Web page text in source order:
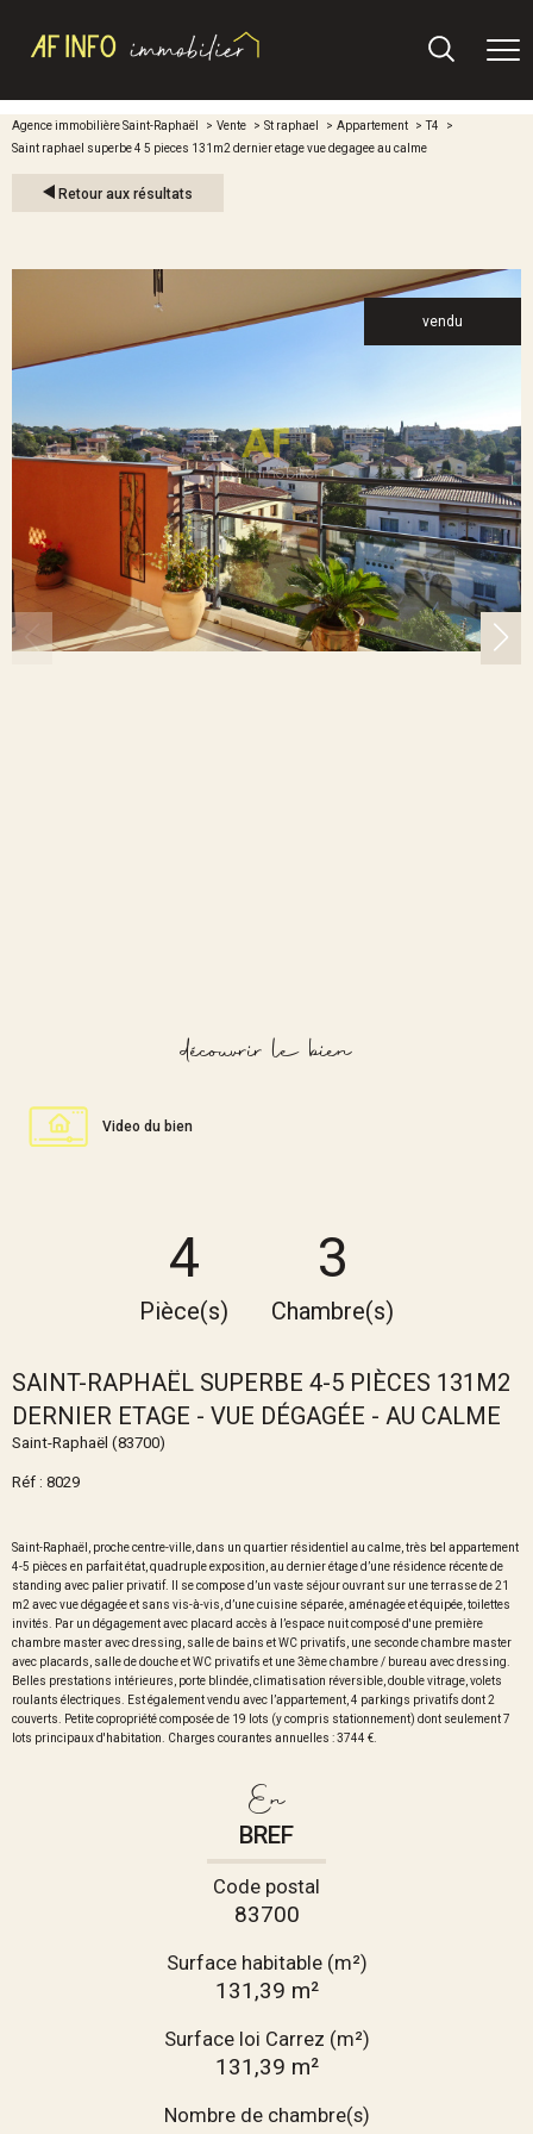
Agence immobilière Saint-Raphaël Vente St raphael Appartement
T4
Saint raphael superbe 4 5 pieces 131m2 dernier etage vue degagee au calme
Retour aux résultats
vendu
découvrir le bien
Video du bien
4
Pièce(s)
3
Chambre(s)
SAINT-RAPHAËL SUPERBE 4-5 PIÈCES 131M2
DERNIER ETAGE - VUE DÉGAGÉE - AU CALME
Saint-Raphaël (83700)
Réf : 8029
Saint-Raphaël, proche centre-ville, dans un quartier résidentiel au calme, très bel appartement
4-5 pièces en parfait état, quadruple exposition, au dernier étage d’une résidence récente de
standing avec palier privatif. Il se compose d’un vaste séjour ouvrant sur une terrasse de 21
m2 avec vue dégagée et sans vis-à-vis, d’une cuisine séparée, aménagée et équipée, toilettes
invités. Par un dégagement avec placard accès à l’espace nuit composé d'une première
chambre master avec dressing, salle de bains et WC privatifs, une seconde chambre master
avec placards, salle de douche et WC privatifs et une 3ème chambre / bureau avec dressing.
Belles prestations intérieures, porte blindée, climatisation réversible, double vitrage, volets
roulants électriques. Est également vendu avec l’appartement, 4 parkings privatifs dont 2
couverts. Petite copropriété composée de 19 lots (y compris stationnement) dont seulement 7
lots principaux d'habitation. Charges courantes annuelles : 3744 €.
En
BREF
Code postal
83700
Surface habitable (m²)
131,39 m²
Surface loi Carrez (m²)
131,39 m²
Nombre de chambre(s)